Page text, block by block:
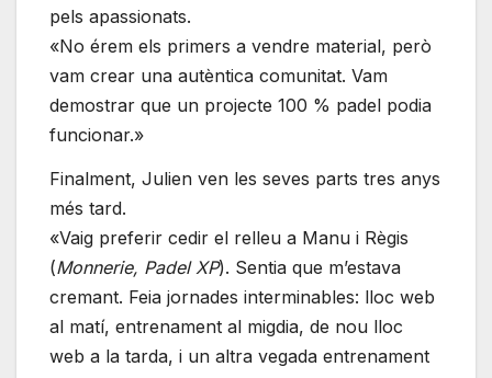
pels apassionats.
«No érem els primers a vendre material, però
vam crear una autèntica comunitat. Vam
demostrar que un projecte 100 % padel podia
funcionar.»
Finalment, Julien ven les seves parts tres anys
més tard.
«Vaig preferir cedir el relleu a Manu i Règis
(Monnerie, Padel XP). Sentia que m’estava
cremant. Feia jornades interminables: lloc web
al matí, entrenament al migdia, de nou lloc
web a la tarda, i un altra vegada entrenament